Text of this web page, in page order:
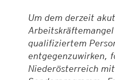
Um dem derzeit
qualifiziertem
entgegenzuwirken,
Niederösterreich